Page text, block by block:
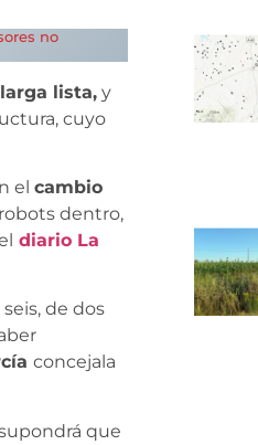
no
lista, y
cuyo
el cambio
dentro,
diario La
de dos
concejala
que